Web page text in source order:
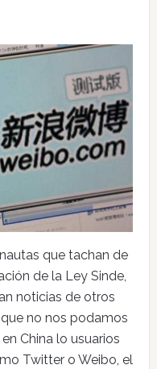
que tachan de
de la Ley Sinde,
noticias de otros
no nos podamos
China lo usuarios
Twitter o Weibo, el